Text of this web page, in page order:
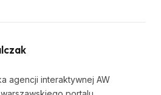
agencji interaktywnej AW